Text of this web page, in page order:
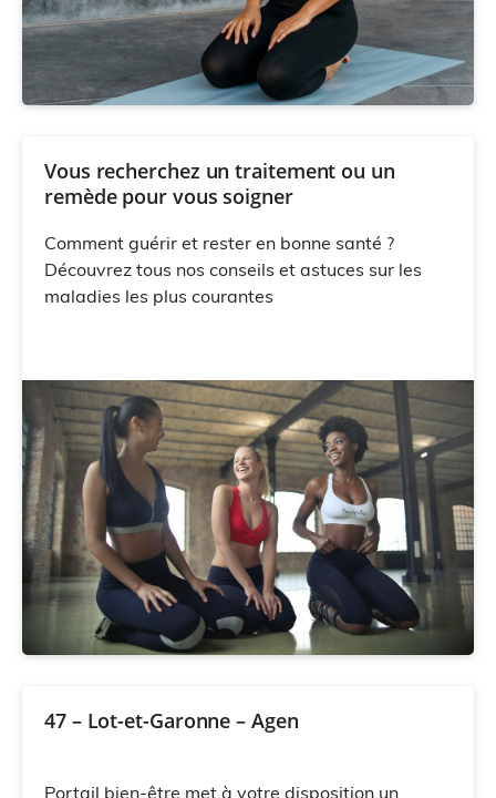
Vous recherchez un traitement ou un
remède pour vous soigner
Comment guérir et rester en bonne santé ?
Découvrez tous nos conseils et astuces sur les
maladies les plus courantes
47 – Lot-et-Garonne – Agen
Portail bien-être met à votre disposition un